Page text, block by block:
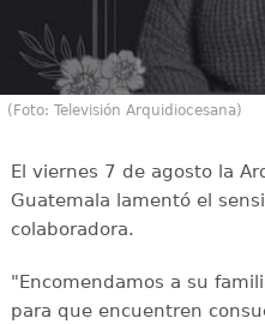
(Foto: Televisión Arquidiocesana)
El viernes 7 de agosto la
Guatemala lamentó el
colaboradora.
"Encomendamos a su
para que encuentren